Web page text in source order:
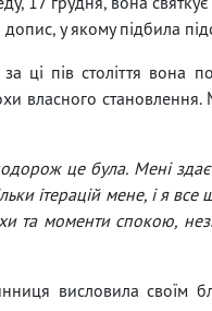
допис, у якому підбила
ці пів століття вона
власного
це була. Мені
ітерацій мене, і я
та моменти спокою,
висловила своїм